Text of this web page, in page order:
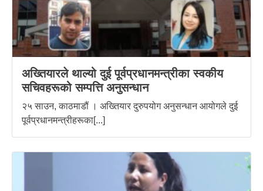
अख्तियारले थाल्यो दुई पूर्वप्रधानमन्त्रीका स्वकीय
सचिवहरूको सम्पत्ति अनुसन्धान
२५ साउन, काठमाडौं । अख्तियार दुरुपयोग अनुसन्धान आयोगले दुई
पूर्वप्रधानमन्त्रीहरूका[...]